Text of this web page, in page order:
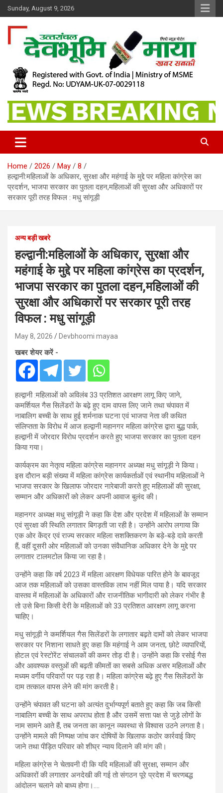
Skip
to
content
Sunday, August 9, 2026
Dev Bhoomi Maya
Home 2026 May
8
हल्द्वानी:महिलाओं के अधिकार, सुरक्षा और महंगाई के मुद्दे पर महिला कांग्रेस का
प्रदर्शन, भाजपा सरकार का पुतला दहन,महिलाओं की सुरक्षा और अधिकारों पर
सरकार पूरी तरह विफल : मधु सांगूड़ी
अन्य बड़ी खबरे
हल्द्वानी:महिलाओं के अधिकार, सुरक्षा और
महंगाई के मुद्दे पर महिला कांग्रेस का प्रदर्शन,
भाजपा सरकार का पुतला दहन,महिलाओं की
सुरक्षा और अधिकारों पर सरकार पूरी तरह
विफल : मधु सांगूड़ी
May 8, 2026 Devbhoomi mayaa
खबर शेयर करें -
हल्द्वानी :महिलाओं को अविलंब 33 प्रतिशत आरक्षण लागू किए जाने,
कमर्शियल गैस सिलेंडरों के बढ़े हुए दाम वापस लिए जाने तथा चंपावत में
नाबालिग बच्ची के साथ हुई शर्मनाक घटना एवं भाजपा नेता की कथित
संलिप्तता के विरोध में आज हल्द्वानी महानगर महिला कांग्रेस द्वारा बुद्ध पार्क,
हल्द्वानी में जोरदार विरोध प्रदर्शन करते हुए भाजपा सरकार का पुतला दहन
किया गया।
कार्यक्रम का नेतृत्व महिला कांग्रेस महानगर अध्यक्ष मधु सांगूड़ी ने किया।
इस दौरान बड़ी संख्या में महिला कांग्रेस कार्यकर्ताओं एवं स्थानीय महिलाओं ने
भाजपा सरकार के खिलाफ जोरदार नारेबाजी करते हुए महिलाओं की सुरक्षा,
सम्मान और अधिकारों को लेकर अपनी आवाज बुलंद की।
महानगर अध्यक्ष मधु सांगूड़ी ने कहा कि देश और प्रदेश में महिलाओं के सम्मान
एवं सुरक्षा की स्थिति लगातार बिगड़ती जा रही है। उन्होंने आरोप लगाया कि
एक ओर केंद्र एवं राज्य सरकार महिला सशक्तिकरण के बड़े-बड़े दावे करती
हैं, वहीं दूसरी ओर महिलाओं को उनका संवैधानिक अधिकार देने के मुद्दे पर
लगातार टालमटोल किया जा रहा है।
उन्होंने कहा कि वर्ष 2023 में महिला आरक्षण विधेयक पारित होने के बावजूद
आज तक महिलाओं को उसका वास्तविक लाभ नहीं मिल पाया है। यदि सरकार
वास्तव में महिलाओं के अधिकारों और राजनीतिक भागीदारी को लेकर गंभीर है
तो उसे बिना किसी देरी के महिलाओं को 33 प्रतिशत आरक्षण लागू करना
चाहिए।
मधु सांगूड़ी ने कमर्शियल गैस सिलेंडरों के लगातार बढ़ते दामों को लेकर भाजपा
सरकार पर निशाना साधते हुए कहा कि महंगाई ने आम जनता, छोटे व्यापारियों,
होटल एवं रेस्टोरेंट संचालकों की कमर तोड़ दी है। उन्होंने कहा कि रसोई गैस
और आवश्यक वस्तुओं की बढ़ती कीमतों का सबसे अधिक असर महिलाओं और
मध्यम वर्गीय परिवारों पर पड़ रहा है। महिला कांग्रेस बढ़े हुए गैस सिलेंडरों के
दाम तत्काल वापस लेने की मांग करती है।
उन्होंने चंपावत की घटना को अत्यंत दुर्भाग्यपूर्ण बताते हुए कहा कि जब किसी
नाबालिग बच्ची के साथ अपराध होता है और उसमें सत्ता पक्ष से जुड़े लोगों के
नाम सामने आते हैं, तब जनता का कानून व्यवस्था से विश्वास उठने लगता है।
उन्होंने मामले की निष्पक्ष जांच कर दोषियों के खिलाफ कठोर कार्रवाई किए
जाने तथा पीड़ित परिवार को शीघ्र न्याय दिलाने की मांग की।
महिला कांग्रेस ने चेतावनी दी कि यदि महिलाओं की सुरक्षा, सम्मान और
अधिकारों की लगातार अनदेखी की गई तो संगठन पूरे प्रदेश में चरणबद्ध
आंदोलन चलाने को बाध्य होगा।….